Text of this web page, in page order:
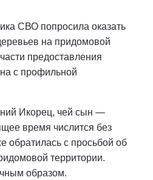
СВО попросила оказать
на придомовой
предоставления
с профильной
Икорец, чей сын —
время числится без
обратилась с просьбой об
территории.
образом.